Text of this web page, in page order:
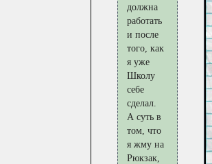
должна
работать
и после
того, как
я уже
Школу
себе
сделал.
А суть в
том, что
я жму на
Рюкзак,